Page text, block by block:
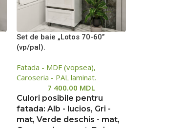
Set de baie „Lotos 70-60”
(vp/pal).
Fatada - MDF (vopsea),
Caroseria - PAL laminat.
7 400.00 MDL
Culori posibile pentru
fatada: Alb - lucios, Gri -
mat, Verde deschis - mat,